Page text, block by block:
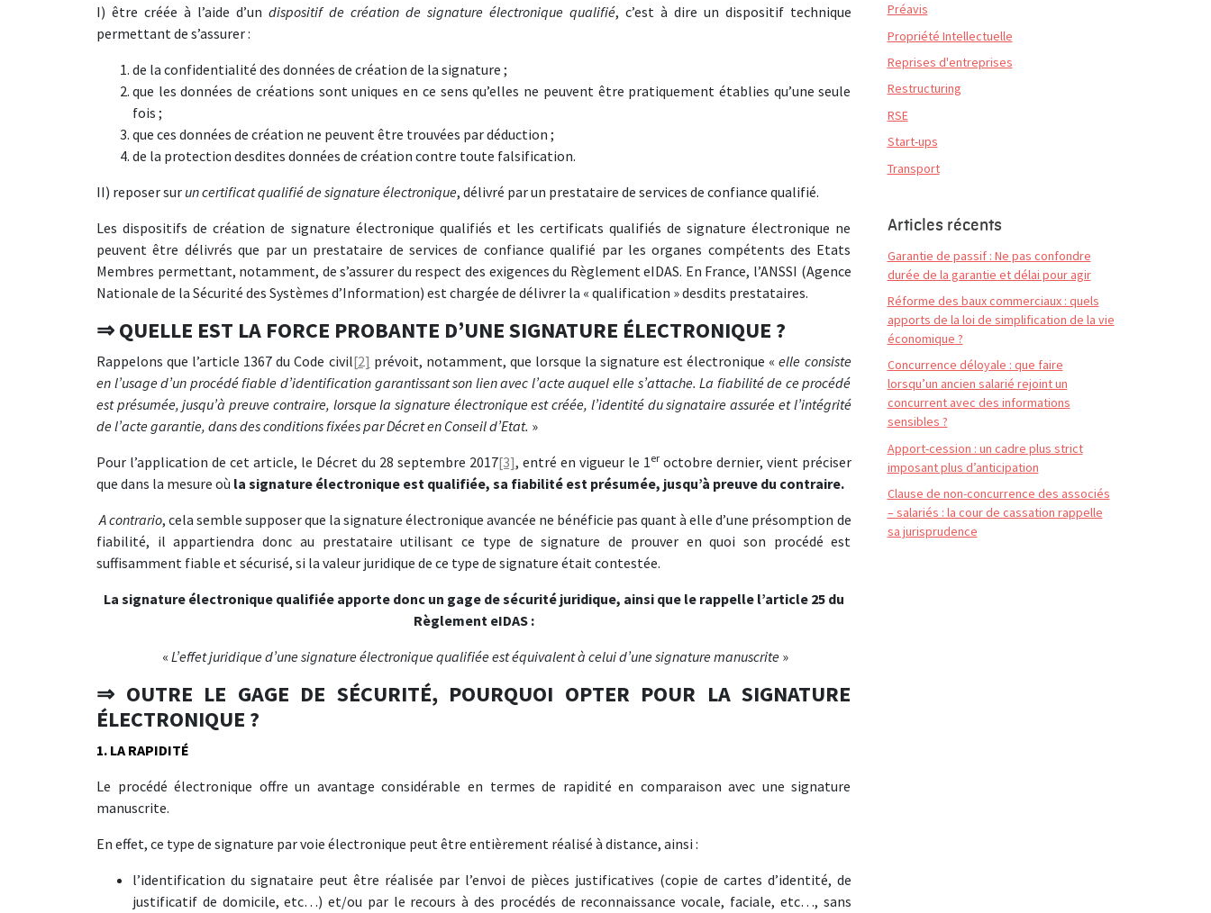
I) être créée à l’aide d’un dispositif de création de signature électronique qualifié, c’est à dire un dispositif technique
permettant de s’assurer :
de la confidentialité des données de création de la signature ;
que les données de créations sont uniques en ce sens qu’elles ne peuvent être pratiquement établies qu’une seule
fois ;
que ces données de création ne peuvent être trouvées par déduction ;
de la protection desdites données de création contre toute falsification.
II) reposer sur un certificat qualifié de signature électronique, délivré par un prestataire de services de confiance qualifié.
Les dispositifs de création de signature électronique qualifiés et les certificats qualifiés de signature électronique ne
peuvent être délivrés que par un prestataire de services de confiance qualifié par les organes compétents des Etats
Membres permettant, notamment, de s’assurer du respect des exigences du Règlement eIDAS. En France, l’ANSSI (Agence
Nationale de la Sécurité des Systèmes d’Information) est chargée de délivrer la « qualification » desdits prestataires.
⇒ QUELLE EST LA FORCE PROBANTE D’UNE SIGNATURE ÉLECTRONIQUE ?
Rappelons que l’article 1367 du Code civil[2] prévoit, notamment, que lorsque la signature est électronique «elle consiste
en l’usage d’un procédé fiable d’identification garantissant son lien avec l’acte auquel elle s’attache. La fiabilité de ce procédé
est présumée, jusqu’à preuve contraire, lorsque la signature électronique est créée, l’identité du signataire assurée et l’intégrité
de l’acte garantie, dans des conditions fixées par Décret en Conseil d’Etat. »
Pour l’application de cet article, le Décret du 28 septembre 2017[3], entré en vigueur le 1eroctobre dernier, vient préciser
que dans la mesure où la signature électronique est qualifiée, sa fiabilité est présumée, jusqu’à preuve du contraire.
A contrario, cela semble supposer que la signature électronique avancée ne bénéficie pas quant à elle d’une présomption de
fiabilité, il appartiendra donc au prestataire utilisant ce type de signature de prouver en quoi son procédé est
suffisamment fiable et sécurisé, si la valeur juridique de ce type de signature était contestée.
La signature électronique qualifiée apporte donc un gage de sécurité juridique, ainsi que le rappelle l’article 25 du
Règlement eIDAS :
« L’effet juridique d’une signature électronique qualifiée est équivalent à celui d’une signature manuscrite»
⇒ OUTRE LE GAGE DE SÉCURITÉ, POURQUOI OPTER POUR LA SIGNATURE
ÉLECTRONIQUE ?
1. LA RAPIDITÉ
Le procédé électronique offre un avantage considérable en termes de rapidité en comparaison avec une signature
manuscrite.
En effet, ce type de signature par voie électronique peut être entièrement réalisé à distance, ainsi :
l’identification du signataire peut être réalisée par l’envoi de pièces justificatives (copie de cartes d’identité, de
justificatif de domicile, etc…) et/ou par le recours à des procédés de reconnaissance vocale, faciale, etc…, sans
Préavis
Propriété Intellectuelle
Reprises d'entreprises
Restructuring
RSE
Start-ups
Transport
Articles récents
Garantie de passif : Ne pas confondre
durée de la garantie et délai pour agir
Réforme des baux commerciaux : quels
apports de la loi de simplification de la vie
économique ?
Concurrence déloyale : que faire
lorsqu’un ancien salarié rejoint un
concurrent avec des informations
sensibles ?
Apport-cession : un cadre plus strict
imposant plus d’anticipation
Clause de non-concurrence des associés
– salariés : la cour de cassation rappelle
sa jurisprudence